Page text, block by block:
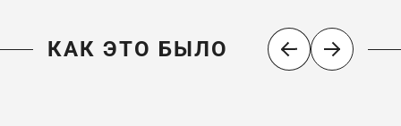
КАК ЭТО БЫЛО